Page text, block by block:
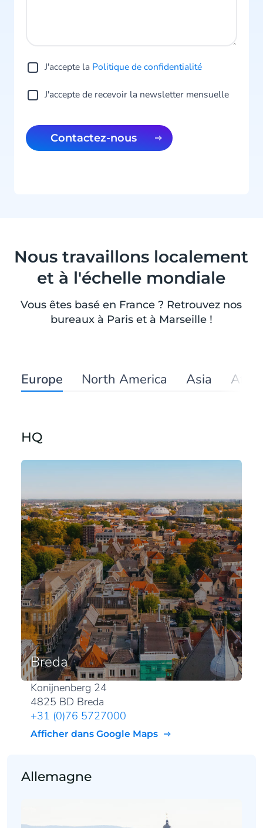
J'accepte la Politique de confidentialité
J'accepte de recevoir la newsletter mensuelle
Contactez-nous
Nous travaillons localement
et à l'échelle mondiale
Vous êtes basé en France ? Retrouvez nos
bureaux à Paris et à Marseille !
Europe North America Asia
HQ
Breda
Konijnenberg 24
4825 BD Breda
+31 (0)76 5727000
Afficher dans Google Maps
Allemagne